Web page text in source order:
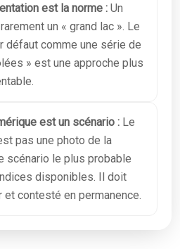
est la norme : Un
un « grand lac ». Le
défaut comme une série de
» est une approche plus
est un scénario : Le
pas une photo de la
scénario le plus probable
disponibles. Il doit
et contesté en permanence.